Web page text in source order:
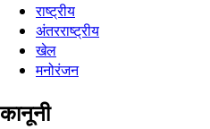
राष्ट्रीय
अंतरराष्ट्रीय
खेल
मनोरंजन
कानूनी